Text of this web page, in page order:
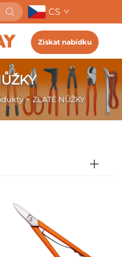
CS
Získat nabídku
> ZLATÉ NŮŽKY